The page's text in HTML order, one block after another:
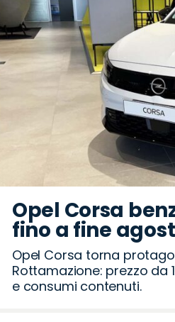
Opel Corsa
fino a fine
Opel Corsa torna
Rottamazione: prezzo da
e consumi contenuti.